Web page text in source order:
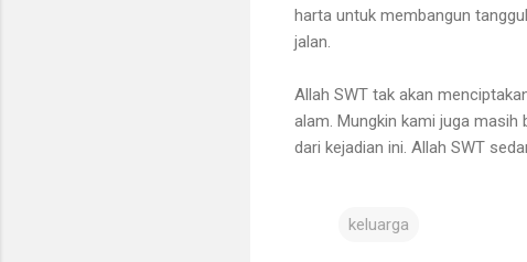
harta untuk membangun
jalan.
Allah SWT tak akan
alam. Mungkin kami juga
dari kejadian ini. Allah SWT
keluarga